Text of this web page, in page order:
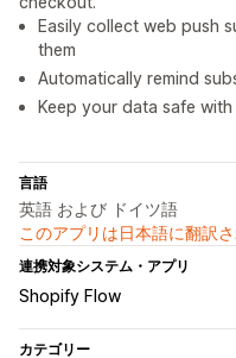
Easily collect web push
them
Automatically remind
Keep your data safe
言語
英語 および ドイツ語
このアプリは日本語に翻訳
連携対象システム・アプリ
Shopify Flow
カテゴリー